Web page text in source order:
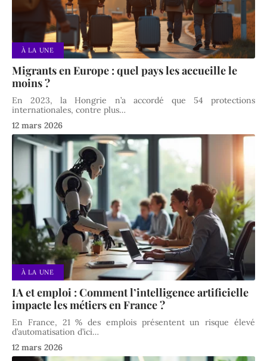
À LA UNE
Migrants en Europe : quel pays les accueille le
moins ?
En 2023, la Hongrie n’a accordé que 54 protections
internationales, contre plus…
12 mars 2026
À LA UNE
IA et emploi : Comment l’intelligence artificielle
impacte les métiers en France ?
En France, 21 % des emplois présentent un risque élevé
d’automatisation d’ici…
12 mars 2026